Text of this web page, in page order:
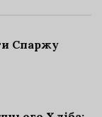
Спаржу